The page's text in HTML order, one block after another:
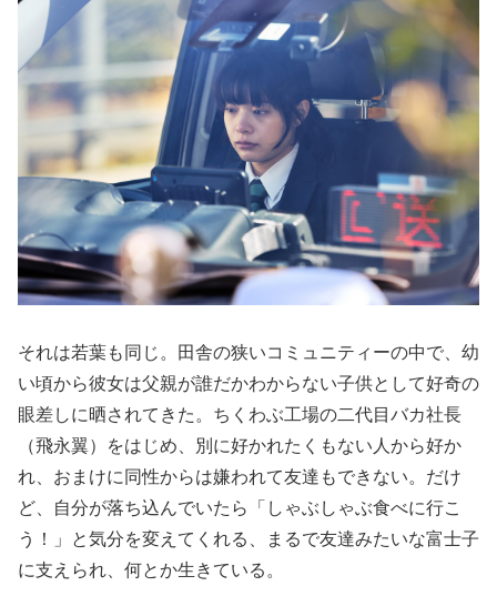
それは若葉も同じ。田舎の狭いコミュニティーの中で、幼
い頃から彼女は父親が誰だかわからない子供として好奇の
眼差しに晒されてきた。ちくわぶ工場の二代目バカ社長
（飛永翼）をはじめ、別に好かれたくもない人から好か
れ、おまけに同性からは嫌われて友達もできない。だけ
ど、自分が落ち込んでいたら「しゃぶしゃぶ食べに行こ
う！」と気分を変えてくれる、まるで友達みたいな富士子
に支えられ、何とか生きている。